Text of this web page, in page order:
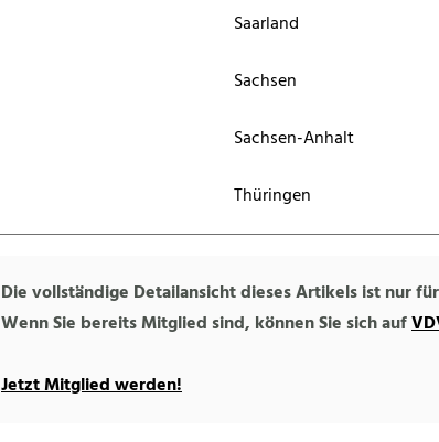
Saarland
Sachsen
Sachsen-Anhalt
Thüringen
Die vollständige Detailansicht dieses Artikels ist nur
Wenn Sie bereits Mitglied sind, können Sie sich auf
Jetzt Mitglied werden!